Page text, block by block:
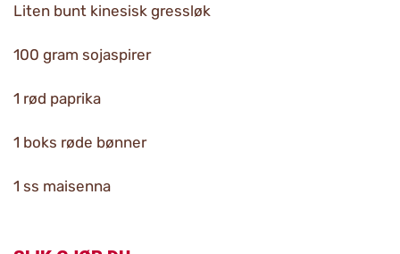
Liten bunt kinesisk gressløk
100 gram sojaspirer
1 rød paprika
1 boks røde bønner
1 ss maisenna